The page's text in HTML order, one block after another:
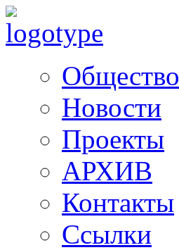
Общество
Новости
Проекты
АРХИВ
Контакты
Ссылки